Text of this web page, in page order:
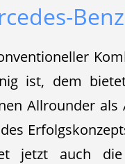
ist, dem
Allrounder als
jetzt auch